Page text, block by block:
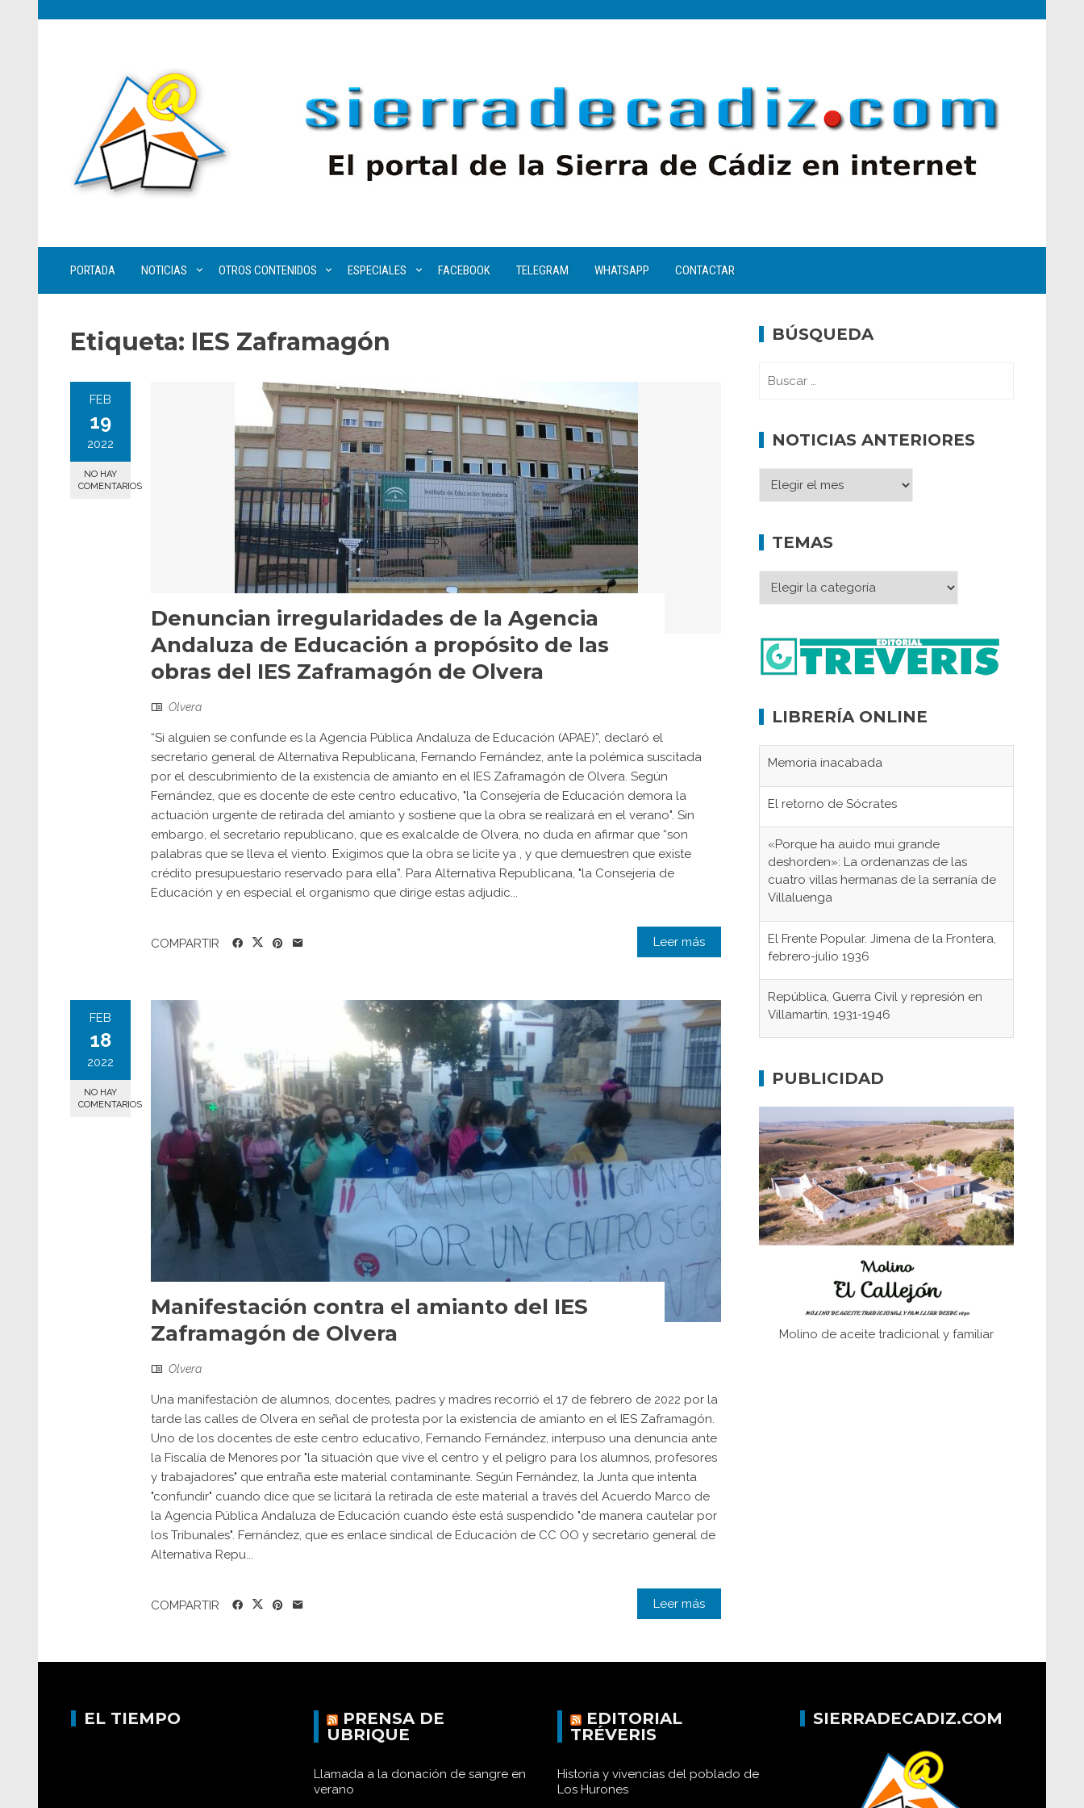
PORTADA NOTICIAS OTROS CONTENIDOS ESPECIALES FACEBOOK TELEGRAM WHATSAPP CONTACTAR
Etiqueta: IES Zaframagón
FEB
19
2022
NO HAY
COMENTARIOS
Denuncian irregularidades de la Agencia
Andaluza de Educación a propósito de las
obras del IES Zaframagón de Olvera
Olvera
“Si alguien se confunde es la Agencia Pública Andaluza de Educación (APAE)”, declaró el
secretario general de Alternativa Republicana, Fernando Fernández, ante la polémica suscitada
por el descubrimiento de la existencia de amianto en el IES Zaframagón de Olvera. Según
Fernández, que es docente de este centro educativo, "la Consejería de Educación demora la
actuación urgente de retirada del amianto y sostiene que la obra se realizará en el verano". Sin
embargo, el secretario republicano, que es exalcalde de Olvera, no duda en afirmar que “son
palabras que se lleva el viento. Exigimos que la obra se licite ya , y que demuestren que existe
crédito presupuestario reservado para ella”. Para Alternativa Republicana, "la Consejería de
Educación y en especial el organismo que dirige estas adjudic...
Leer más
COMPARTIR
FEB
18
2022
NO HAY
COMENTARIOS
Manifestación contra el amianto del IES
Zaframagón de Olvera
Olvera
Una manifestaciòn de alumnos, docentes, padres y madres recorrió el 17 de febrero de 2022 por la
tarde las calles de Olvera en señal de protesta por la existencia de amianto en el IES Zaframagón.
Uno de los docentes de este centro educativo, Fernando Fernández, interpuso una denuncia ante
la Fiscalía de Menores por "la situación que vive el centro y el peligro para los alumnos, profesores
y trabajadores" que entraña este material contaminante. Según Fernández, la Junta que intenta
"confundir" cuando dice que se licitará la retirada de este material a través del Acuerdo Marco de
la Agencia Pública Andaluza de Educación cuando éste está suspendido "de manera cautelar por
los Tribunales". Fernández, que es enlace sindical de Educación de CC OO y secretario general de
Alternativa Repu...
Leer más
COMPARTIR
BÚSQUEDA
NOTICIAS ANTERIORES
TEMAS
LIBRERÍA ONLINE
Memoria inacabada
El retorno de Sócrates
«Porque ha auido mui grande
deshorden»: La ordenanzas de las
cuatro villas hermanas de la serranía de
Villaluenga
El Frente Popular. Jimena de la Frontera,
febrero-julio 1936
República, Guerra Civil y represión en
Villamartín, 1931-1946
concentración nazis
fundaciones de Bornos
El Frente Popular. Ubrique, febrero-julio
1936
Juntar las letras. La alfabetización en el
campo: del afán de saber a la
Historia y vivencias del poblado de Los
PUBLICIDAD
Molino de aceite tradicional y familiar
EL TIEMPO
PRENSA DE
UBRIQUE
Llamada a la donación de sangre en
verano
EDITORIAL
TRÉVERIS
Historia y vivencias del poblado de
Los Hurones
SIERRADECADIZ.COM